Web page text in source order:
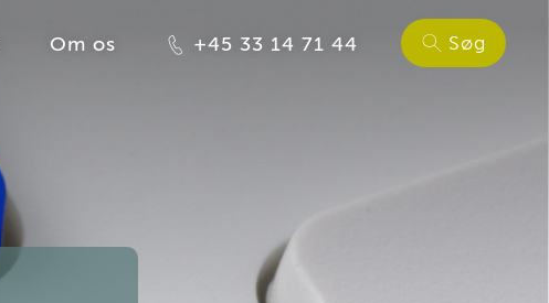
Om os +45 33 14 71 44 Søg